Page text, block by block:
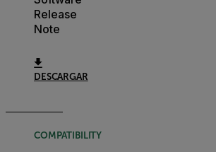
Release
Note
DESCARGAR
COMPATIBILITY